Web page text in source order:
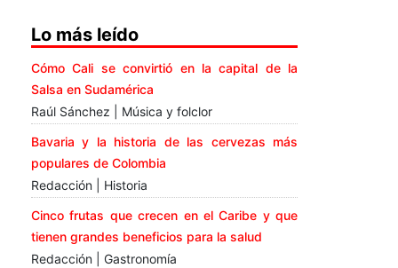
Lo más leído
Cómo Cali se convirtió en la capital de la
Salsa en Sudamérica
Raúl Sánchez | Música y folclor
Bavaria y la historia de las cervezas más
populares de Colombia
Redacción | Historia
Cinco frutas que crecen en el Caribe y que
tienen grandes beneficios para la salud
Redacción | Gastronomía